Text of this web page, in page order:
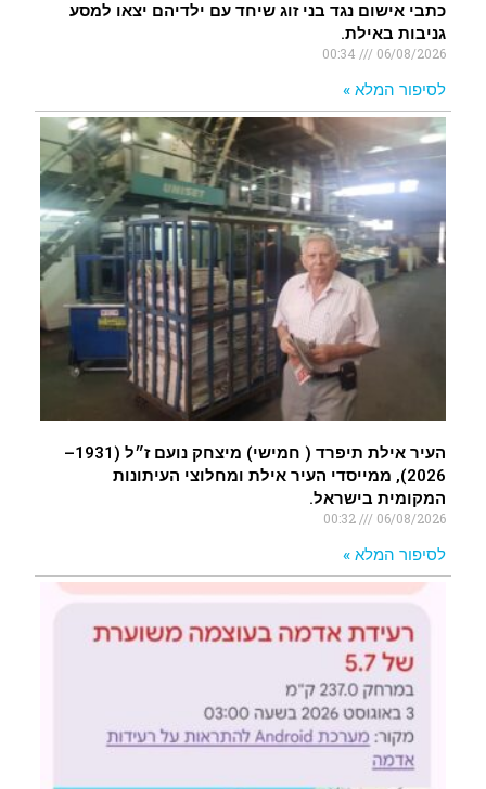
כתבי אישום נגד בני זוג שיחד עם ילדיהם יצאו למסע
גניבות באילת.
06/08/2026
לסיפור המלא »
העיר אילת תיפרד ( חמישי) מיצחק נועם ז״ל (1931–
2026), ממייסדי העיר אילת ומחלוצי העיתונות
המקומית בישראל.
06/08/2026
00:32
לסיפור המלא »